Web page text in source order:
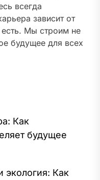
всегда
зависит от
Мы строим не
будущее для всех
Как
будущее
Как